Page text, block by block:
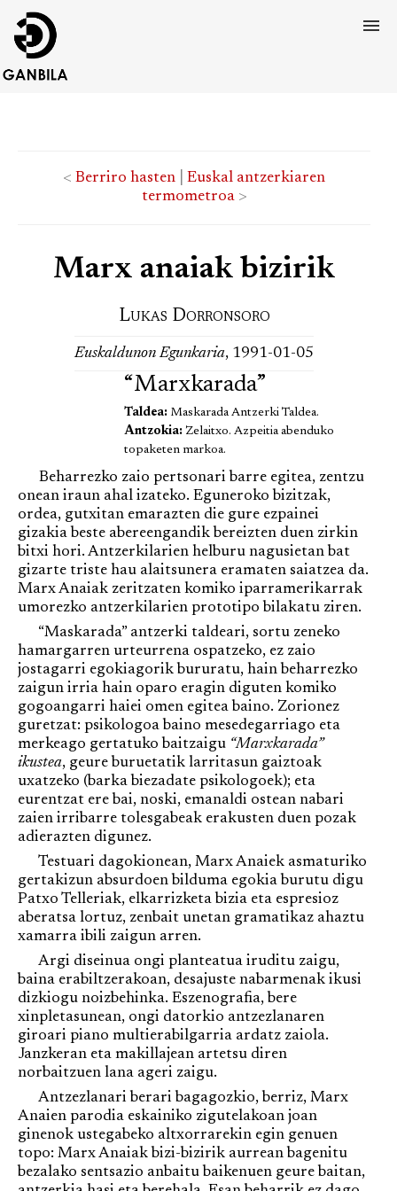
< Berriro hasten
Euskal antzerkiaren
termometroa>
Marx anaiak bizirik
Lukas Dorronsoro
Euskaldunon Egunkaria, 1991-01-05
“Marxkarada”
Taldea: Maskarada Antzerki Taldea.
Antzokia: Zelaitxo. Azpeitia abenduko
topaketen markoa.
Beharrezko zaio pertsonari barre egitea, zentzu
onean iraun ahal izateko. Eguneroko bizitzak,
ordea, gutxitan emarazten die gure ezpainei
gizakia beste abereengandik bereizten duen zirkin
bitxi hori. Antzerkilarien helburu nagusietan bat
gizarte triste hau alaitsunera eramaten saiatzea da.
Marx Anaiak zeritzaten komiko iparramerikarrak
umorezko antzerkilarien prototipo bilakatu ziren.
“Maskarada” antzerki taldeari, sortu zeneko
hamargarren urteurrena ospatzeko, ez zaio
jostagarri egokiagorik bururatu, hain beharrezko
zaigun irria hain oparo eragin diguten komiko
gogoangarri haiei omen egitea baino. Zorionez
guretzat: psikologoa baino mesedegarriago eta
merkeago gertatuko baitzaigu “Marxkarada”
ikustea, geure buruetatik larritasun gaiztoak
uxatzeko (barka biezadate psikologoek); eta
eurentzat ere bai, noski, emanaldi ostean nabari
zaien irribarre tolesgabeak erakusten duen pozak
adierazten digunez.
Testuari dagokionean, Marx Anaiek asmaturiko
gertakizun absurdoen bilduma egokia burutu digu
Patxo Telleriak, elkarrizketa bizia eta espresioz
aberatsa lortuz, zenbait unetan gramatikaz ahaztu
xamarra ibili zaigun arren.
Argi diseinua ongi planteatua iruditu zaigu,
baina erabiltzerakoan, desajuste nabarmenak ikusi
dizkiogu noizbehinka. Eszenografia, bere
xinpletasunean, ongi datorkio antzezlanaren
giroari piano multierabilgarria ardatz zaiola.
Janzkeran eta makillajean artetsu diren
norbaitzuen lana ageri zaigu.
Antzezlanari berari bagagozkio, berriz, Marx
Anaien parodia eskainiko zigutelakoan joan
ginenok ustegabeko altxorrarekin egin genuen
topo: Marx Anaiak bizi-bizirik aurrean bagenitu
bezalako sentsazio anbaitu baikenuen geure baitan,